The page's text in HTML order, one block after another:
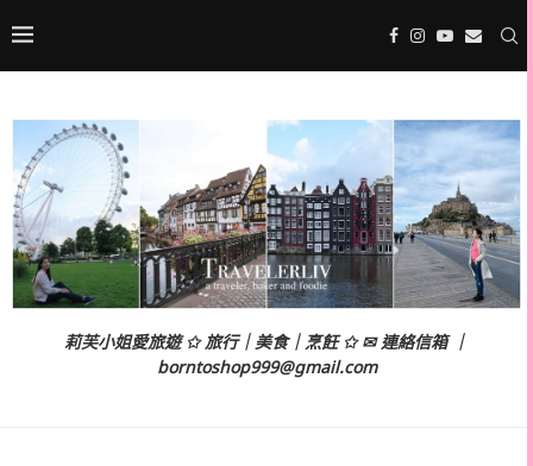
莉芙小姐愛旅遊 ✩ 旅行｜美食｜烹飪 ✩ ✉ 連絡信箱 ｜
borntoshop999@gmail.com